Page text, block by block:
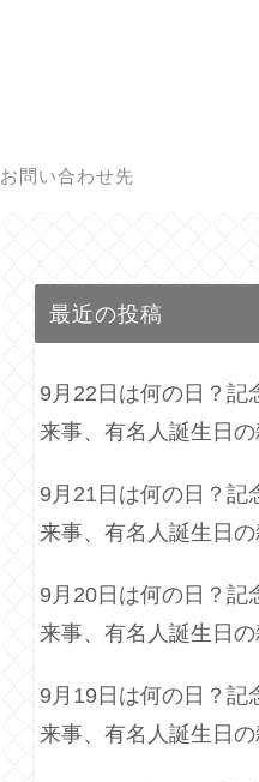
お問い合わせ先
最近の投稿
9月22日は何の日？記
来事、有名人誕生日
9月21日は何の日？記
来事、有名人誕生日
9月20日は何の日？記
来事、有名人誕生日
9月19日は何の日？記
来事、有名人誕生日